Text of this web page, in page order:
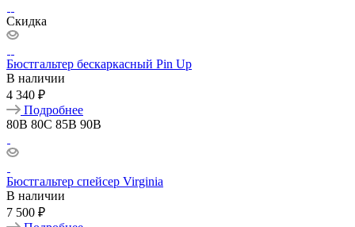
Скидка
Бюстгальтер бескаркасный Pin Up
В наличии
4 340 ₽
Подробнее
80B 80C 85B 90B
Бюстгальтер спейсер Virginia
В наличии
7 500 ₽